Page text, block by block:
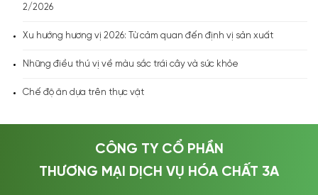
2/2026
Xu hướng hương vị 2026: Từ cảm quan đến định vị sản xuất
Những điều thú vị về màu sắc trái cây và sức khỏe
Chế độ ăn dựa trên thực vật
CÔNG TY CỔ PHẦN
THƯƠNG MẠI DỊCH VỤ HÓA CHẤT 3A